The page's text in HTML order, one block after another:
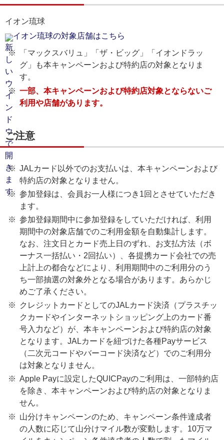
イオン琉球
イオン琉球の対象店舗はこちら
「マックスバリュ」「ザ・ビッグ」「イオンドラッ
グ」も本キャンペーンおよび特約店の対象となりま
す。
一部、本キャンペーンおよび特約店対象とならないご
利用や店舗があります。
ご注意
JALカード以外でのお支払いは、本キャンペーンおよび
特約店の対象となりません。
参加登録は、会員お一人様につき1回とさせていただき
ます。
参加登録期間中に参加登録をしていただければ、利用
期間中の対象店舗でのご利用金額を自動集計します。
なお、注文日とカード売上日のずれ、お支払方法（ボ
ーナス一括払い・2回払い）、各提携カード会社での売
上計上の都合などにより、利用期間中のご利用分のう
ち一部抽選の対象外となる場合があります。あらかじ
めご了承ください。
クレジットカードとしてのJALカード決済（プラスチッ
クカードやインターネットショッピング上のカード番
号入力など）が、本キャンペーンおよび特約店の対象
となります。JALカードを紐づけた各種Payサービス
（二次元コードやバーコード決済など）でのご利用分
は対象となりません。
Apple Payに設定したQUICPayのご利用は、一部特約店
を除き、本キャンペーンおよび特約店の対象となりま
せん。
山分けキャンペーンのため、キャンペーン条件達成者
の人数に応じて山分けマイル数が変動します。10万マ